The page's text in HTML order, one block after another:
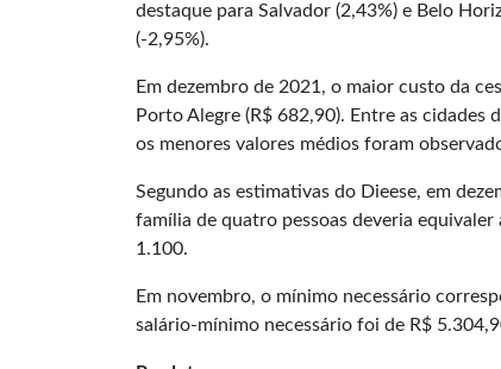
destaque para Salvador (2,43%) e Belo
(-2,95%).
Em dezembro de 2021, o maior custo da
Porto Alegre (R$ 682,90). Entre as
os menores valores médios foram
Segundo as estimativas do Dieese, em
família de quatro pessoas deveria
1.100.
Em novembro, o mínimo necessário
salário-mínimo necessário foi de R$